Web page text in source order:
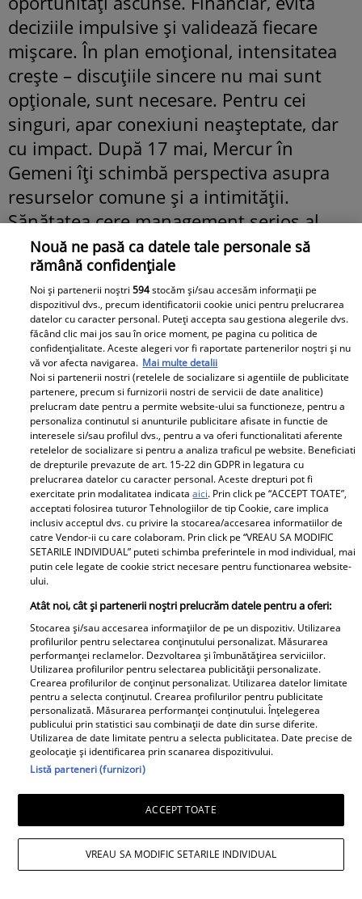
deciziile impulsive și validează fiecare
mișcare. În plan emoțional, intensitatea
crește – discuțiile sincere nu mai sunt
opționale, sunt necesare. Pentru cei
singuri, apar conexiuni neașteptate, dar
cu impact. După 17 mai, Mercur în
Gemeni îți schimbă perspectiva asupra
resurselor comune și a intimității.
Sănătatea cere management serios al
stresului – altfel, vei plăti costul.
Weekendul e pentru introspecție și reset
mental.
Horoscop săptămânal
Săgetător – previziuni
pentru perioada 11 – 17 mai
2026
Săgetător, săptămâna aceasta îți
reactivează motorul intern: explorare,
învățare, expansiune. Jupiter îți amplifică
nevoia de a ieși din rutină și de a
acumula experiențe relevante. Până pe
15 mai, ești orientat spre dezvoltare
personală și conexiuni noi. Luna Nouă în
Taur din 16 mai mută focusul pe rutină,
muncă și sănătate – e momentul să îți
optimizezi stilul de viață, nu doar să
visezi la el. Profesional, energia ta
motivează echipa, iar proiectele
colaborative avansează. Financiar, ideile
sunt bune, dar trebuie validate
pragmatic. Relațional, entuziasmul tău
creează conexiuni rapide, însă ai grijă să
Nouă ne pasă ca datele tale personale să
rămână confidențiale
Noi și partenerii noștri594stocăm și/sau accesăm informații pe
dispozitivul dvs., precum identificatorii cookie unici pentru prelucrarea
datelor cu caracter personal. Puteți accepta sau gestiona alegerile dvs.
făcând clic mai jos sau în orice moment, pe pagina cu politica de
confidențialitate. Aceste alegeri vor fi raportate partenerilor noștri și nu
vă vor afecta navigarea. Mai multe detalii
Noi si partenerii nostri (retelele de socializare si agentiile de publicitate
partenere, precum si furnizorii nostri de servicii de date analitice)
prelucram date pentru a permite website-ului sa functioneze, pentru a
personaliza continutul si anunturile publicitare afisate in functie de
interesele si/sau profilul dvs., pentru a va oferi functionalitati aferente
retelelor de socializare si pentru a analiza traficul pe website. Beneficiati
de drepturile prevazute de art. 15-22 din GDPR in legatura cu
prelucrarea datelor cu caracter personal. Aceste drepturi pot fi
exercitate prin modalitatea indicataaici. Prin click pe “ACCEPT TOATE”,
acceptati folosirea tuturor Tehnologiilor de tip Cookie, care implica
inclusiv acceptul dvs. cu privire la stocarea/accesarea informatiilor de
catre Vendor-ii cu care colaboram. Prin click pe “VREAU SA MODIFIC
SETARILE INDIVIDUAL” puteti schimba preferintele in mod individual, mai
putin cele legate de cookie strict necesare pentru functionarea website-
ului.
Atât noi, cât și partenerii noștri prelucrăm datele pentru a oferi:
Stocarea și/sau accesarea informațiilor de pe un dispozitiv. Utilizarea
profilurilor pentru selectarea conținutului personalizat. Măsurarea
performanței reclamelor. Dezvoltarea și îmbunătățirea serviciilor.
Utilizarea profilurilor pentru selectarea publicității personalizate.
Crearea profilurilor de conținut personalizat. Utilizarea datelor limitate
pentru a selecta conținutul. Crearea profilurilor pentru publicitate
personalizată. Măsurarea performanței conținutului. Înțelegerea
publicului prin statistici sau combinații de date din surse diferite.
Utilizarea de date limitate pentru a selecta publicitatea. Date precise de
geolocație și identificarea prin scanarea dispozitivului.
Listă parteneri (furnizori)
ACCEPT TOATE
VREAU SA MODIFIC SETARILE INDIVIDUAL